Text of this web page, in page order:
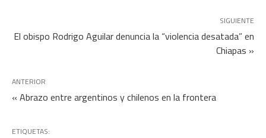
SIGUIENTE
El obispo Rodrigo Aguilar denuncia la “violencia desatada” en
Chiapas »
ANTERIOR
« Abrazo entre argentinos y chilenos en la frontera
ETIQUETAS: